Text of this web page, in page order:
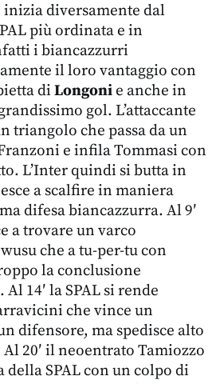
inizia diversamente dal
più ordinata e in
i biancazzurri
il loro vantaggio con
di Longonie anche in
gol. L’attaccante
triangolo che passa da un
e infila Tommasi con
L’Inter quindi si butta in
a scalfire in maniera
difesa biancazzurra. Al 9′
a trovare un varco
che a tu-per-tu con
la conclusione
14′ la SPAL si rende
che vince un
difensore, ma spedisce alto
20′ il neoentrato Tamiozzo
della SPAL con un colpo di